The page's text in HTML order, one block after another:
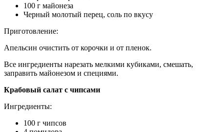
100 г майонеза
Черный молотый перец, соль по вкусу
Приготовление:
Апельсин очистить от корочки и от пленок.
Все ингредиенты нарезать мелкими кубиками, смешать,
заправить майонезом и специями.
Крабовый салат с чипсами
Ингредиенты:
100 г чипсов